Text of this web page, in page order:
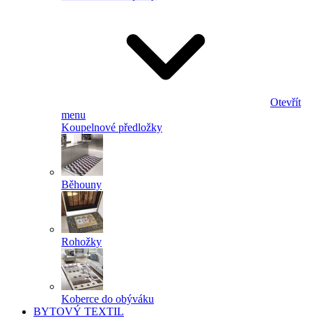
Otevřít
menu
Koupelnové předložky
Běhouny
Rohožky
Koberce do obýváku
BYTOVÝ TEXTIL